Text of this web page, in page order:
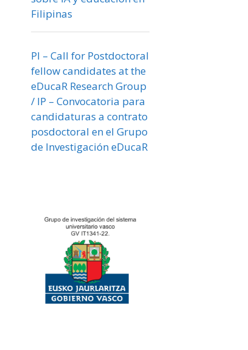
Filipinas
PI – Call for Postdoctoral
fellow candidates at the
eDucaR Research Group
/ IP – Convocatoria para
candidaturas a contrato
posdoctoral en el Grupo
de Investigación eDucaR